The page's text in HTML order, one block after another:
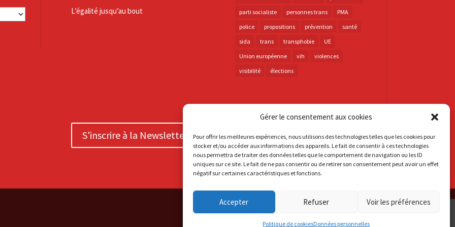
Gérer le consentement aux cookies
Pour offrir les meilleures expériences, nous utilisons des technologies telles que les cookies pour
stocker et/ou accéder aux informations des appareils. Le fait de consentir à ces technologies
nous permettra de traiter des données telles que le comportement de navigation ou les ID
uniques sur ce site. Le fait de ne pas consentir ou de retirer son consentement peut avoir un effet
négatif sur certaines caractéristiques et fonctions.
Accepter Refuser Voir les préférences
Politique de cookiesDonnées personnelles
L’égalité jusqu’au bout
parti socialiste
personnes trans
PMA
police
propositions prévention
santé
sida
trans transphobie
UE
Union européenne
vih
violences
visibilité
élections
S'inscrire à la Newsletter